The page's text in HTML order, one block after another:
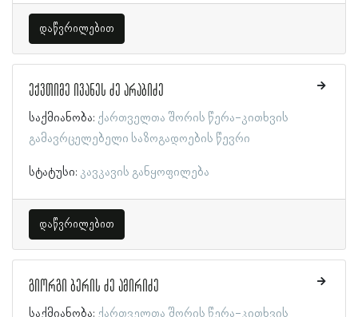
დაწვრილებით
ექვთიმე ივანეს ძე არაბიძე
საქმიანობა: ქართველთა შორის წერა-კითხვის
გამავრცელებელი საზოგადოების წევრი
სტატუსი: კავკავის განყოფილება
დაწვრილებით
გიორგი ბერის ძე ამირიძე
საქმიანობა: ქართველთა შორის წერა-კითხვის